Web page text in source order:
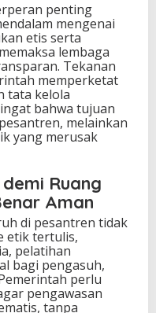
penting
mengenai
etis serta
lembaga
Tekanan
memperketat
tata kelola
bahwa tujuan
melainkan
yang merusak
Ruang
Aman
di pesantren tidak
etik tertulis,
pelatihan
bagi pengasuh,
perlu
pengawasan
tanpa